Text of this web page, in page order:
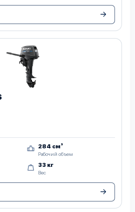
284 см³
Рабочий объем
33 кг
Вес